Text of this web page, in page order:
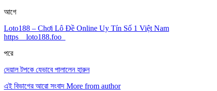
আগে
Loto188 – Chơi Lô Đề Online Uy Tín Số 1 Việt Nam
https__loto188.foo_
পরে
দেয়াল টপকে যেভাবে পালালেন হারুন
এই বিভাগের আরো সংবাদ More from author